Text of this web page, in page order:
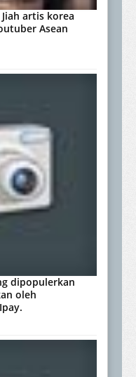
artis korea
Asean
dipopulerkan
oleh